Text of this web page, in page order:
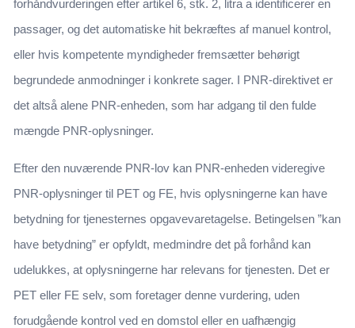
forhåndvurderingen efter artikel 6, stk. 2, litra a identificerer en
passager, og det automatiske hit bekræftes af manuel kontrol,
eller hvis kompetente myndigheder fremsætter behørigt
begrundede anmodninger i konkrete sager. I PNR-direktivet er
det altså alene PNR-enheden, som har adgang til den fulde
mængde PNR-oplysninger.
Efter den nuværende PNR-lov kan PNR-enheden videregive
PNR-oplysninger til PET og FE, hvis oplysningerne kan have
betydning for tjenesternes opgavevaretagelse. Betingelsen ”kan
have betydning” er opfyldt, medmindre det på forhånd kan
udelukkes, at oplysningerne har relevans for tjenesten. Det er
PET eller FE selv, som foretager denne vurdering, uden
forudgående kontrol ved en domstol eller en uafhængig